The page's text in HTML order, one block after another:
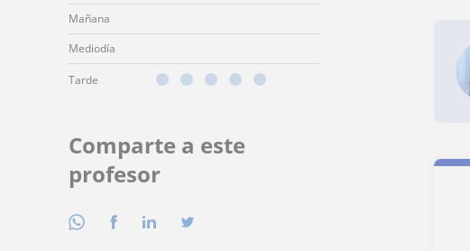
Mañana
Mediodía
Tarde
Comparte a este
profesor